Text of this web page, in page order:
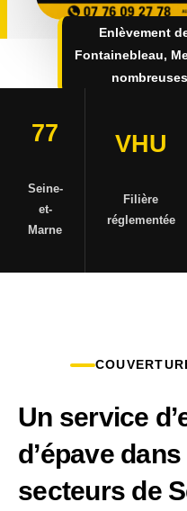
Enlèvement
Fontainebleau,
77
Seine-
et-
Marne
VHU
Filière
réglementée
Un service
d’épave
secteurs de